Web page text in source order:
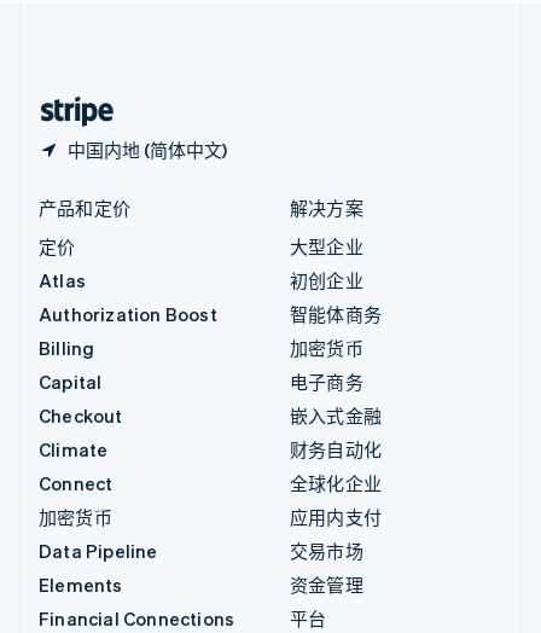
中国内地 (简体中文)
产品和定价
定价
Atlas
Authorization Boost
Billing
Capital
Checkout
Climate
Connect
加密货币
Data Pipeline
Elements
Financial Connections
解决方案
大型企业
初创企业
智能体商务
加密货币
电子商务
嵌入式金融
财务自动化
全球化企业
应用内支付
交易市场
资金管理
平台